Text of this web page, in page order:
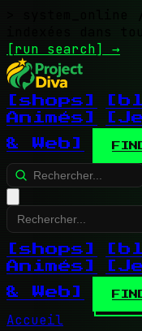
indexées dans
[run search] →
[shops]
Animés]
& Web]
[shops]
Animés]
& Web]
Accueil